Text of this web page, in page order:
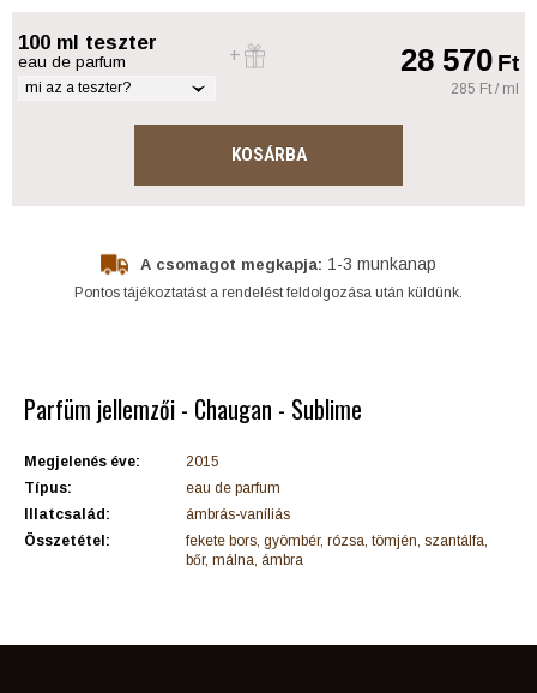
100 ml teszter
eau de parfum
mi az a teszter?
28 570Ft
285 Ft / ml
KOSÁRBA
A csomagot megkapja: 1-3 munkanap
Pontos tájékoztatást a rendelést feldolgozása után küldünk.
Parfüm jellemzői - Chaugan - Sublime
Megjelenés éve:
2015
Típus:
eau de parfum
Illatcsalád:
ámbrás-vaníliás
Összetétel:
fekete bors, gyömbér, rózsa, tömjén, szantálfa,
bőr, málna, ámbra